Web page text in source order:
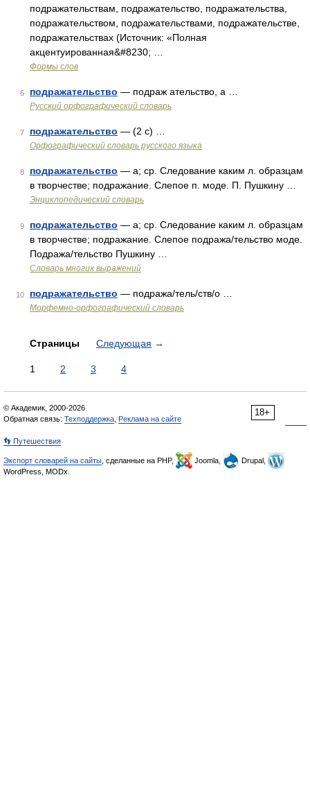
подражательствам, подражательство, подражательства,
подражательством, подражательствами, подражательстве,
подражательствах (Источник: «Полная
акцентуированная&#8230; …
Формы слов
6 подражательство — подраж ательство, а …
Русский орфографический словарь
7 подражательство — (2 с) …
Орфографический словарь русского языка
8 подражательство — а; ср. Следование каким л. образцам
в творчестве; подражание. Слепое п. моде. П. Пушкину …
Энциклопедический словарь
9 подражательство — а; ср. Следование каким л. образцам
в творчестве; подражание. Слепое подража/тельство моде.
Подража/тельство Пушкину …
Словарь многих выражений
10 подражательство — подража/тель/ств/о …
Морфемно-орфографический словарь
Страницы Следующая →
1 2 3 4
18+
© Академик, 2000-2026
Обратная связь: Техподдержка Реклама на сайте
👣 Путешествия
Экспорт словарей на сайты , сделанные на PHP, Joomla,
Drupal,
WordPress, MODx.